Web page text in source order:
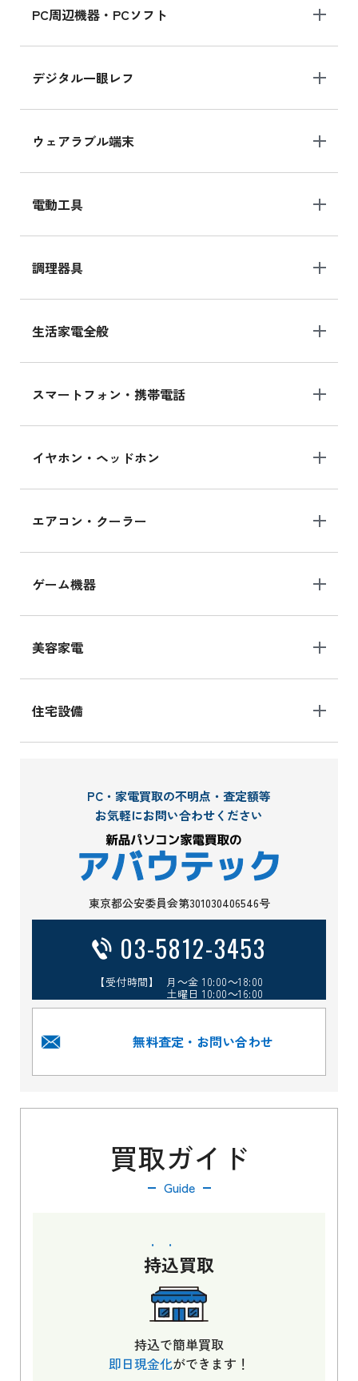
PC周辺機器・PCソフト
デジタル一眼レフ
ウェアラブル端末
電動工具
調理器具
生活家電全般
スマートフォン・携帯電話
イヤホン・ヘッドホン
エアコン・クーラー
ゲーム機器
美容家電
住宅設備
PC・家電買取の不明点・査定額等
お気軽にお問い合わせください
東京都公安委員会第301030406546号
03-5812-3453
【受付時間】 月～金 10:00～18:00
土曜日 10:00～16:00
無料査定・お問い合わせ
買取ガイド
Guide
持込買取
持込で簡単買取
即日現金化ができます！